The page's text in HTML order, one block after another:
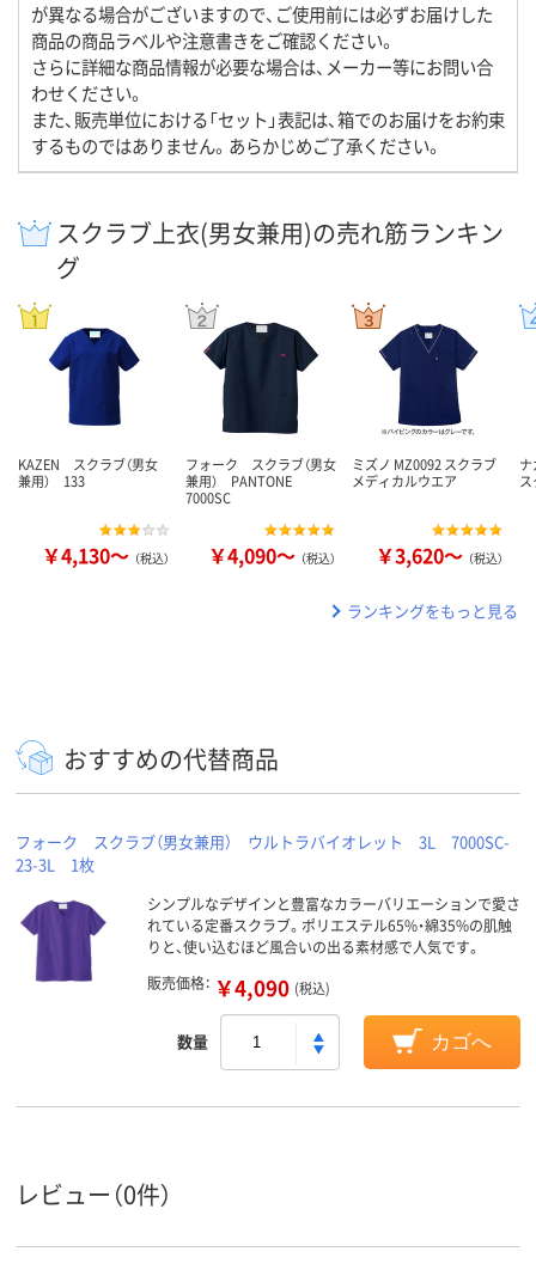
が異なる場合がございますので、ご使用前には必ずお届けした
商品の商品ラベルや注意書きをご確認ください。
さらに詳細な商品情報が必要な場合は、メーカー等にお問い合
わせください。
また、販売単位における「セット」表記は、箱でのお届けをお約束
するものではありません。あらかじめご了承ください。
スクラブ上衣(男女兼用)の売れ筋ランキン
グ
KAZEN スクラブ（男女
兼用） 133
￥4,130～ （税込）
フォーク スクラブ（男女
兼用） PANTONE
7000SC
￥4,090～ （税込）
ミズノ MZ0092 スクラブ
メディカルウエア
￥3,620～ （税込）
ランキングをもっと見る
おすすめの代替商品
フォーク スクラブ（男女兼用） ウルトラバイオレット 3L 7000SC-
23-3L 1枚
シンプルなデザインと豊富なカラーバリエーションで愛さ
れている定番スクラブ。ポリエステル65%・綿35%の肌触
りと、使い込むほど風合いの出る素材感で人気です。
販売価格： ￥4,090 (税込)
数量 カゴへ
レビュー（0件）